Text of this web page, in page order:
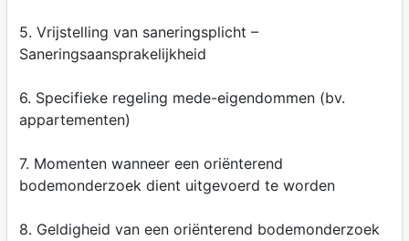
5. Vrijstelling van saneringsplicht –
Saneringsaansprakelijkheid
6. Specifieke regeling mede-eigendommen (bv.
appartementen)
7. Momenten wanneer een oriënterend
bodemonderzoek dient uitgevoerd te worden
8. Geldigheid van een oriënterend bodemonderzoek